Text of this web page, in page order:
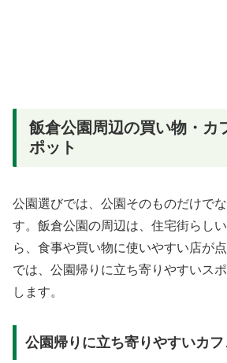
飯倉公園周辺の買い物・カ
ポット
公園選びでは、公園そのものだけで
す。飯倉公園の周辺は、住宅街らし
ら、食事や買い物に使いやすい店が
では、公園帰りに立ち寄りやすいス
します。
公園帰りに立ち寄りやすいカフ